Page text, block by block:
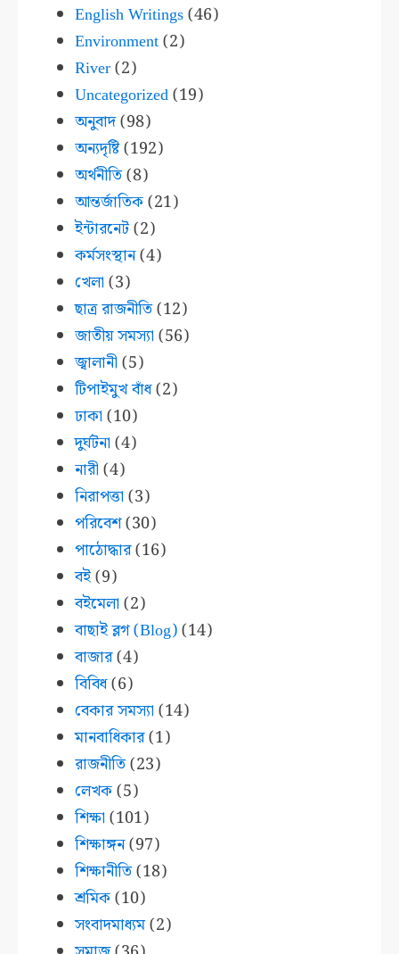
English Writings(46)
Environment(2)
River(2)
Uncategorized(19)
অনুবাদ(98)
অন্যদৃষ্টি(192)
অর্থনীতি(8)
আন্তর্জাতিক(21)
ইন্টারনেট(2)
কর্মসংস্থান(4)
খেলা (3)
ছাত্র রাজনীতি(12)
জাতীয় সমস্যা (56)
জ্বালানী (5)
টিপাইমুখ বাঁধ(2)
ঢাকা (10)
দুর্ঘটনা (4)
নারী (4)
নিরাপত্তা (3)
পরিবেশ(30)
পাঠোদ্ধার(16)
বই(9)
বইমেলা (2)
বাছাই ব্লগ (Blog)(14)
বাজার(4)
বিবিধ(6)
বেকার সমস্যা (14)
মানবাধিকার(1)
রাজনীতি(23)
লেখক(5)
শিক্ষা (101)
শিক্ষাঙ্গন(97)
শিক্ষানীতি(18)
শ্রমিক(10)
সংবাদমাধ্যম(2)